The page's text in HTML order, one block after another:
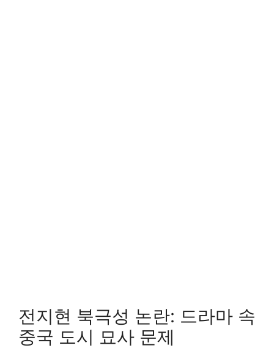
전지현 북극성 논란: 드라마 속
중국 도시 묘사 문제